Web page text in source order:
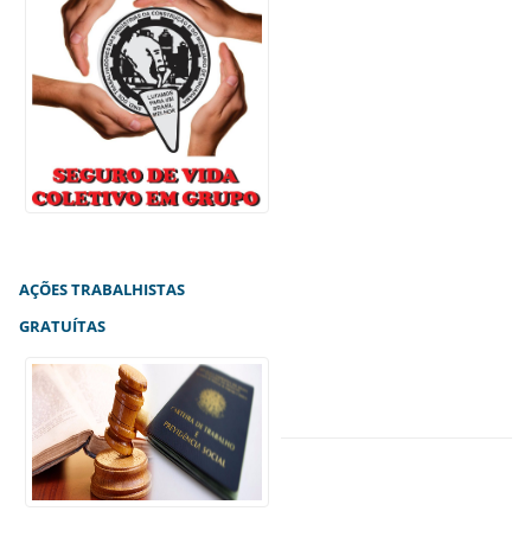
AÇÕES TRABALHISTAS
GRATUÍTAS